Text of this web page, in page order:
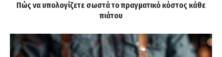
Πώς να υπολογίζετε σωστά το πραγματικό κόστος κάθε
πιάτου